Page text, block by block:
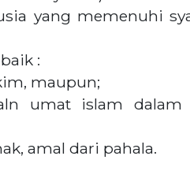
yang memenuhi
:
maupun;
umat islam dalam
amal dari pahala.